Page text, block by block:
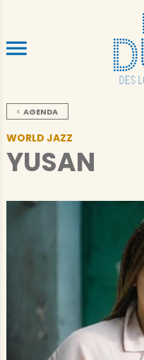
ALLER AU
AGENDA
WORLD JAZZ
YUSAN